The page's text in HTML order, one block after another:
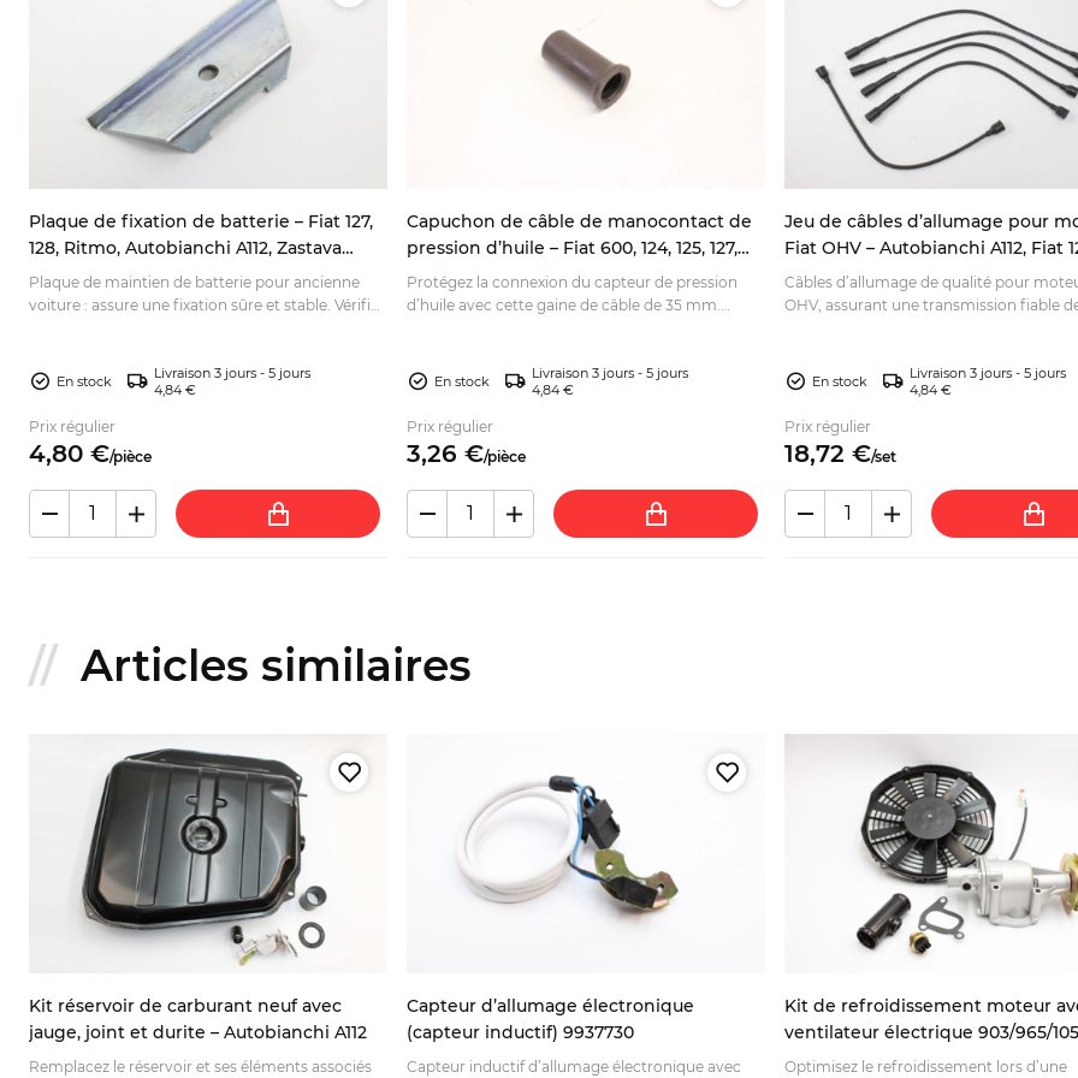
Plaque de fixation de batterie – Fiat 127,
128, Ritmo, Autobianchi A112, Zastava
Yugo, 101
Plaque de maintien de batterie pour ancienne
voiture : assure une fixation sûre et stable. Vérifiez
En stock
Livraison 3 jours - 5 jours
4,84 €
Prix régulier
4,80 €/pièce
Capuchon de câble de manocontact de
pression d’huile – Fiat 600, 124, 125, 127,
128, 131, 132
Protégez la connexion du capteur de pression
d’huile avec cette gaine de câble de 35 mm.
En stock
Livraison 3 jours - 5 jours
4,84 €
Prix régulier
3,26 €/pièce
Jeu de câbles d’allumage pour
Fiat OHV – Autobianchi A112, Fiat
cm³, 850, 900 T et Yugo 45
Câbles d’allumage de qualité pour
OHV, assurant une transmission fiable
En stock
Livraison 3 jours - 5 jours
4,84 €
Prix régulier
18,72 €/set
Articles similaires
Kit réservoir de carburant neuf avec
jauge, joint et durite – Autobianchi A112
Remplacez le réservoir et ses éléments associés
Capteur d’allumage électronique
(capteur inductif) 9937730
Capteur inductif d’allumage électronique avec
Kit de refroidissement moteur
ventilateur électrique 903/965/
Fiat 600 Seat 770 Zastava 750
Optimisez le refroidissement lors d’une